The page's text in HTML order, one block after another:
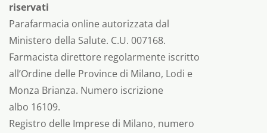
riservati
Parafarmacia online autorizzata dal
Ministero della Salute. C.U. 007168.
Farmacista direttore regolarmente iscritto
all’Ordine delle Province di Milano, Lodi e
Monza Brianza. Numero iscrizione
albo 16109.
Registro delle Imprese di Milano, numero